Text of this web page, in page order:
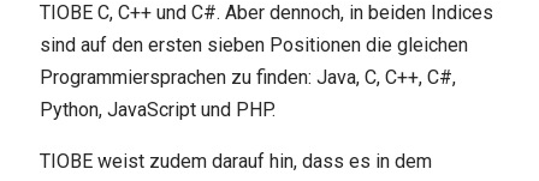
TIOBE C, C++ und C#. Aber dennoch, in beiden Indices
sind auf den ersten sieben Positionen die gleichen
Programmiersprachen zu finden: Java, C, C++, C#,
Python, JavaScript und PHP.
TIOBE weist zudem darauf hin, dass es in dem